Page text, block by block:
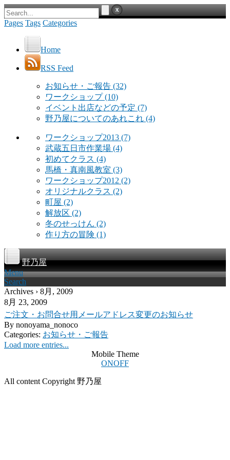
Pages Tags Categories
Home
RSS Feed
お知らせ・ご報告 (32)
ワークショップ(10)
イベント出店などの予定 (7)
野乃屋についてのあれこれ (4)
ワークショップ2013 (7)
武蔵五日市作業場 (4)
初めてクラス (4)
馬橋・真南風教室 (3)
ワークショップ2012 (2)
オリジナルクラス (2)
町屋 (2)
解放区 (2)
冬のせっけん (2)
作り方の冒険 (1)
野乃屋
Menu
Search
Archives › 8月, 2009
8月 23, 2009
ご注文・お問合せ用メールアドレス変更のお知らせ
By nonoyama_nonoco
Categories: お知らせ・ご報告
Load more entries...
Mobile Theme
ONOFF
All content Copyright 野乃屋